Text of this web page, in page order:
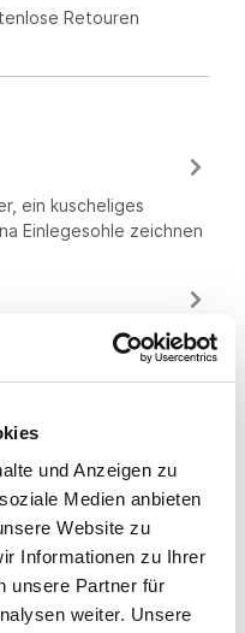
und Anzeigen zu
Medien anbieten
Website zu
Informationen zu Ihrer
unsere Partner für
weiter. Unsere
Retouren
ein kuscheliges
Einlegesohle zeichnen